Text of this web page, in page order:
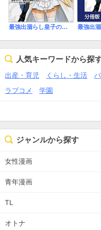
最強出涸らし皇子の暗躍帝位争い【タテスク】
人気キーワードから探
出産・育児 くらし・生活
ラブコメ
学園
ジャンルから探す
女性漫画
青年漫画
TL
オトナ